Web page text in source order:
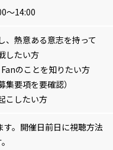
～14:00
、熱意ある意志を持って
したい方
のことを知りたい方
要項を要確認）
こしたい方
。開催日前日に視聴方法